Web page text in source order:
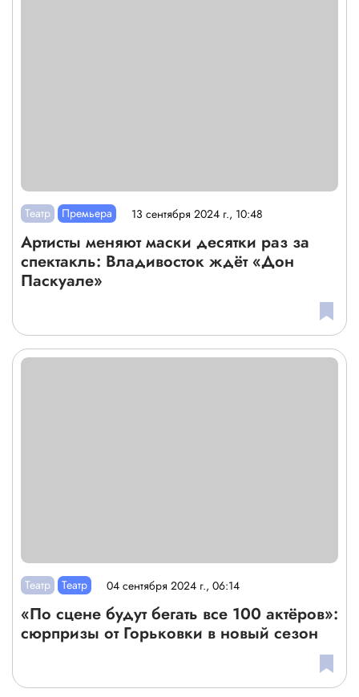
Театр Премьера 13 сентября 2024 г., 10:48
Артисты меняют маски десятки раз за
спектакль: Владивосток ждёт «Дон
Паскуале»
Театр Театр 04 сентября 2024 г., 06:14
«По сцене будут бегать все 100 актёров»:
сюрпризы от Горьковки в новый сезон